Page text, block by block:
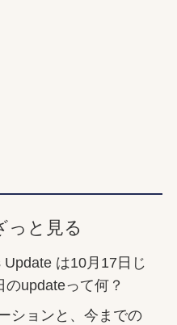
っと見る
は10月17日じ
updateって何？
ションと、今までの